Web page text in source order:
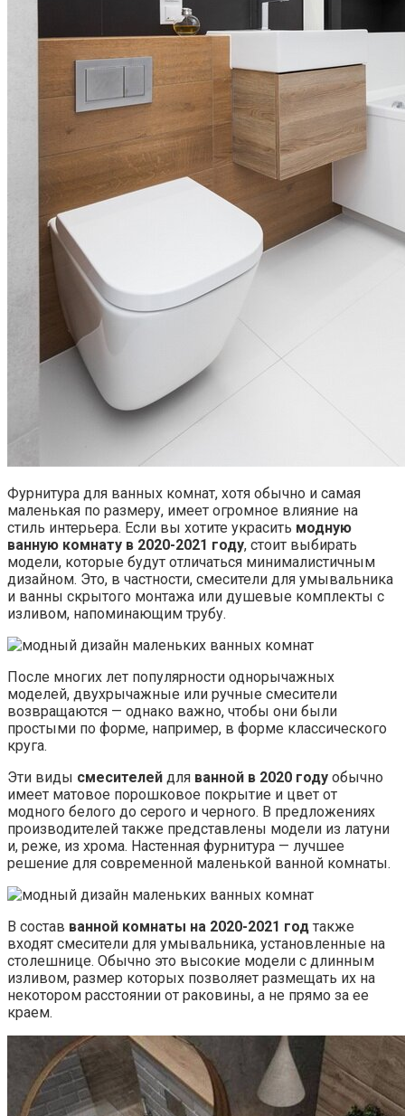
Фурнитура для ванных комнат, хотя обычно и самая
маленькая по размеру, имеет огромное влияние на
стиль интерьера. Если вы хотите украсить модную
ванную комнату в 2020-2021 году, стоит выбирать
модели, которые будут отличаться минималистичным
дизайном. Это, в частности, смесители для умывальника
и ванны скрытого монтажа или душевые комплекты с
изливом, напоминающим трубу.
После многих лет популярности однорычажных
моделей, двухрычажные или ручные смесители
возвращаются — однако важно, чтобы они были
простыми по форме, например, в форме классического
круга.
Эти виды смесителей для ванной в 2020 году обычно
имеет матовое порошковое покрытие и цвет от
модного белого до серого и черного. В предложениях
производителей также представлены модели из латуни
и, реже, из хрома. Настенная фурнитура — лучшее
решение для современной маленькой ванной комнаты.
В состав ванной комнаты на 2020-2021 год также
входят смесители для умывальника, установленные на
столешнице. Обычно это высокие модели с длинным
изливом, размер которых позволяет размещать их на
некотором расстоянии от раковины, а не прямо за ее
краем.